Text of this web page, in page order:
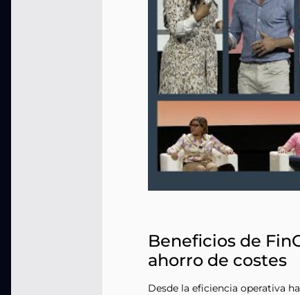
Beneficios de
ahorro de costes
Desde la eficiencia operativa